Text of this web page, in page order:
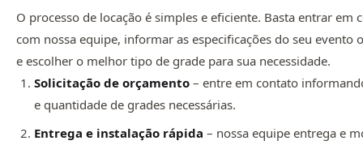
O processo de locação é simples e eficiente. Basta entrar em
com nossa equipe, informar as especificações do seu evento
e escolher o melhor tipo de grade para sua necessidade.
Solicitação de orçamento – entre em contato
e quantidade de grades necessárias.
Entrega e instalação rápida – nossa equipe entrega e